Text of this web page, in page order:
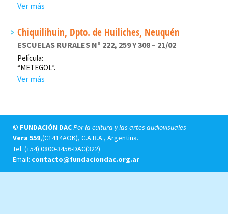
Ver más
Chiquilihuin, Dpto. de Huiliches, Neuquén
ESCUELAS RURALES Nº 222, 259 Y 308 – 21/02
Película:
“METEGOL”.
Ver más
© FUNDACIÓN DACPor la cultura y las artes audiovisuales
Vera 559,(C1414AOK), C.A.B.A., Argentina.
Tel. (+54) 0800-3456-DAC(322)
Email: contacto@fundaciondac.org.ar